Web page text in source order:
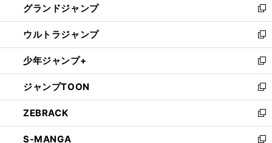
で
開
く
ド
ウ
で
開
く
ィ
ン
ド
ウ
で
開
く
い
ウ
ィ
ン
ド
ウ
で
開
く
グランドジャンプ
新
し
い
ウ
ィ
ン
ド
ウ
で
開
く
ウルトラジャンプ
新
し
い
ウ
ィ
ン
ド
ウ
で
少年ジャンプ+
新
し
い
ウ
ィ
ン
ド
ジャンプTOON
新
し
い
ウ
ィ
ZEBRACK
新
し
S-MANGA